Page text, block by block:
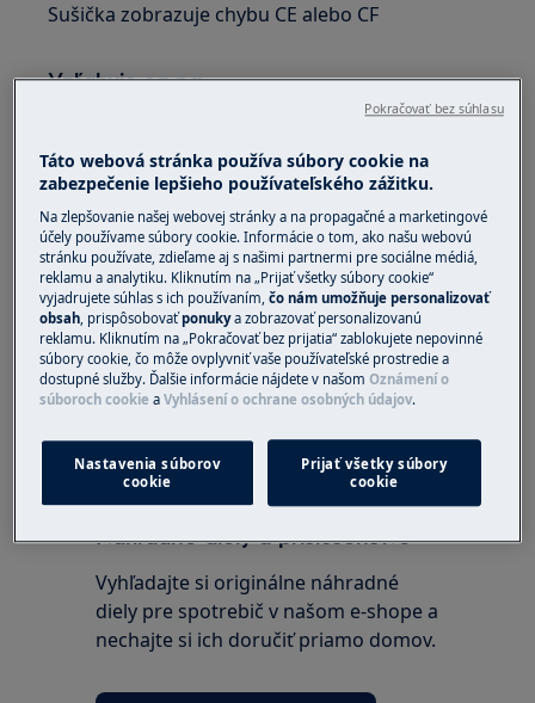
Sušička zobrazuje chybu CE alebo CF
Vzťahuje sa na
Riešenie
Ak sušička zobrazí kód chyby CE alebo CF, ide o
problém s elektronikou. Aby ste vyriešili tento
problém, kontaktujte autorizované servisné
stredisko.
Bol tento článok užitočný?
Náhradné diely a príslušenstvo
Vyhľadajte si originálne náhradné
diely pre spotrebič v našom e-shope a
nechajte si ich doručiť priamo domov.
Táto webová stránka používa súbory cookie na
zabezpečenie lepšieho používateľského zážitku.
Na zlepšovanie našej webovej stránky a na propagačné a marketingové
účely používame súbory cookie. Informácie o tom, ako našu webovú
stránku používate, zdieľame aj s našimi partnermi pre sociálne médiá,
reklamu a analytiku. Kliknutím na „Prijať všetky súbory cookie“
vyjadrujete súhlas s ich používaním,čo nám umožňuje personalizovať
obsah , prispôsobovaťponukya zobrazovať personalizovanú
reklamu. Kliknutím na „Pokračovať bez prijatia“ zablokujete nepovinné
súbory cookie, čo môže ovplyvniť vaše používateľské prostredie a
dostupné služby. Ďalšie informácie nájdete v našomOznámení o
súboroch cookie aVyhlásení o ochrane osobných údajov.
Nastavenia súborov
cookie
Prijať všetky súbory
cookie
Pokračovať bez súhlasu